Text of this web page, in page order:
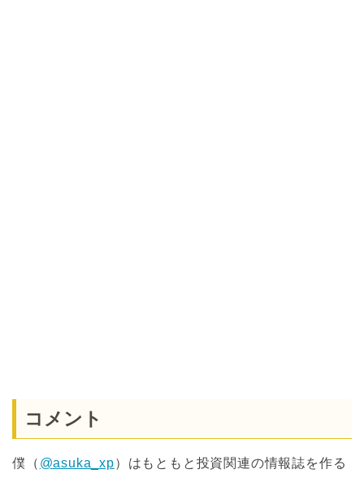
コメント
僕（ @asuka_xp）はもともと投資関連の情報誌を作る